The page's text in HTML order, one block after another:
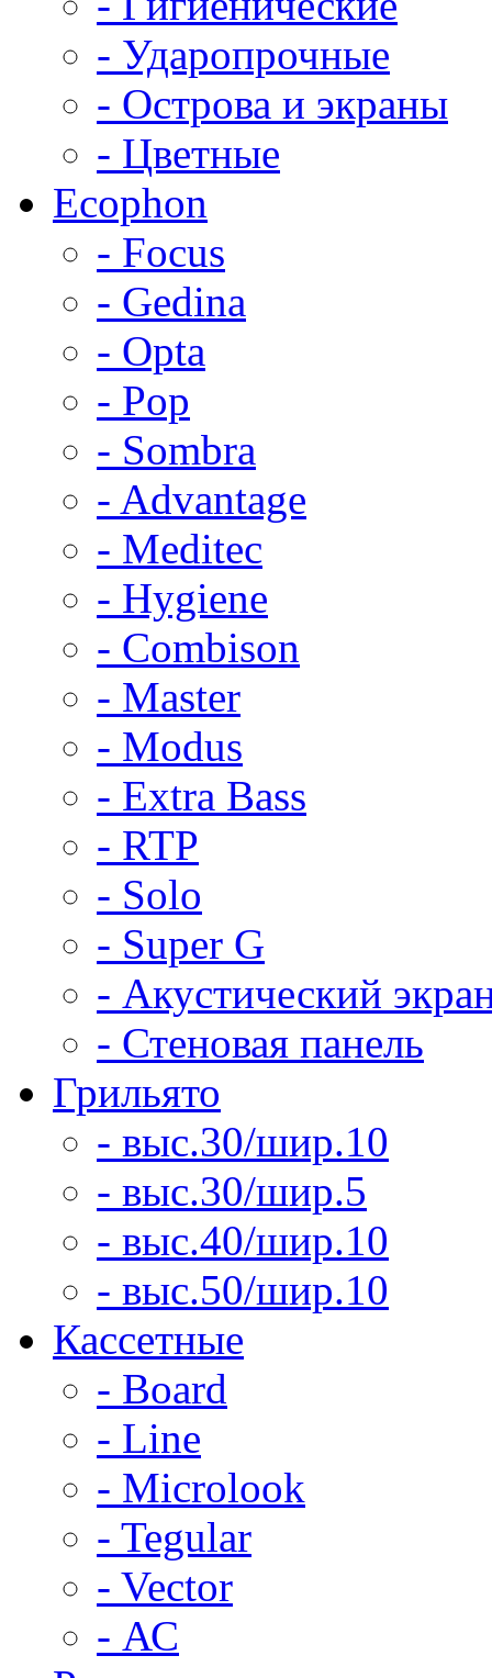
- Ударопрочные
- Острова и экраны
- Цветные
Ecophon
- Focus
- Gedina
- Opta
- Pop
- Sombra
- Advantage
- Meditec
- Hygiene
- Combison
- Master
- Modus
- Extra Bass
- RTP
- Solo
- Super G
- Акустический
- Стеновая панель
Грильято
- выс.30/шир.10
- выс.30/шир.5
- выс.40/шир.10
- выс.50/шир.10
Кассетные
- Board
- Line
- Microlook
- Tegular
- Vector
- АС